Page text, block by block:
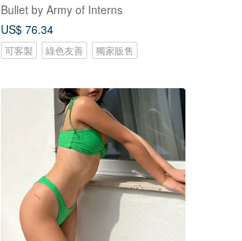
Bullet by Army of Interns
US$ 76.34
可客製 綠色友善 獨家販售